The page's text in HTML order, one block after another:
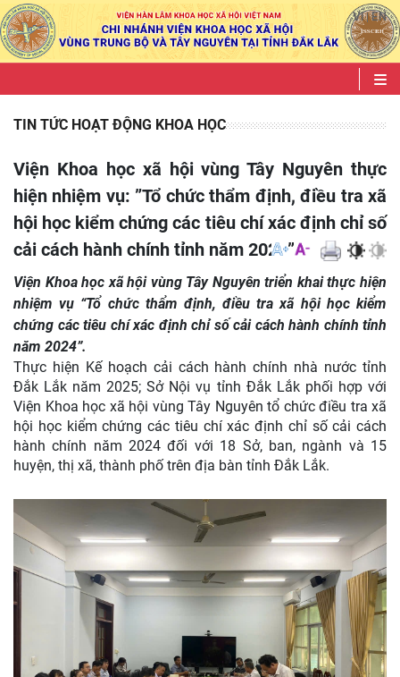
VI|EN
TIN TỨC HOẠT ĐỘNG KHOA HỌC
Viện Khoa học xã hội vùng Tây Nguyên thực
hiện nhiệm vụ: ”Tổ chức thẩm định, điều tra xã
hội học kiểm chứng các tiêu chí xác định chỉ số
cải cách hành chính tỉnh năm 2024”.
Viện Khoa học xã hội vùng Tây Nguyên triển khai thực hiện
nhiệm vụ “Tổ chức thẩm định, điều tra xã hội học kiểm
chứng các tiêu chí xác định chỉ số cải cách hành chính tỉnh
năm 2024”.
Thực hiện Kế hoạch cải cách hành chính nhà nước tỉnh
Đắk Lắk năm 2025; Sở Nội vụ tỉnh Đắk Lắk phối hợp với
Viện Khoa học xã hội vùng Tây Nguyên tổ chức điều tra xã
hội học kiểm chứng các tiêu chí xác định chỉ số cải cách
hành chính năm 2024 đối với 18 Sở, ban, ngành và 15
huyện, thị xã, thành phố trên địa bàn tỉnh Đắk Lắk.